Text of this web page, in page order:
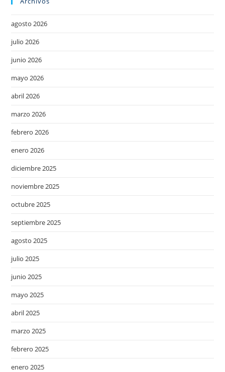
agosto 2026
julio 2026
junio 2026
mayo 2026
abril 2026
marzo 2026
febrero 2026
enero 2026
diciembre 2025
noviembre 2025
octubre 2025
septiembre 2025
agosto 2025
julio 2025
junio 2025
mayo 2025
abril 2025
marzo 2025
febrero 2025
enero 2025